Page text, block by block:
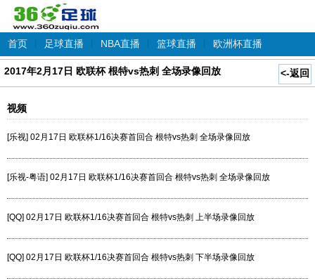
首页 足球直播 NBA直播 篮球直播 欧洲杯直播
<-返回
2017年2月17日 欧联杯 根特vs热刺 全场录像回放
视频
[乐视] 02月17日 欧联杯1/16决赛首回合 根特vs热刺 全场录像回放
[乐视-粤语] 02月17日 欧联杯1/16决赛首回合 根特vs热刺 全场录像回放
[QQ] 02月17日 欧联杯1/16决赛首回合 根特vs热刺 上半场录像回放
[QQ] 02月17日 欧联杯1/16决赛首回合 根特vs热刺 下半场录像回放